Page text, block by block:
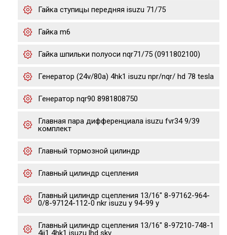
Гайка ступицы передняя isuzu 71/75
Гайка m6
Гайка шпильки полуоси nqr71/75 (0911802100)
Генератор (24v/80a) 4hk1 isuzu npr/nqr/ hd 78 tesla
Генератор nqr90 8981808750
Главная пара дифференциала isuzu fvr34 9/39
комплект
Главный тормозной цилиндр
Главный цилиндр сцепления
Главный цилиндр сцепления 13/16" 8-97162-964-
0/8-97124-112-0 nkr isuzu y 94-99 y
Главный цилиндр сцепления 13/16" 8-97210-748-1
4jj1 4hk1 isuzu lhd skv